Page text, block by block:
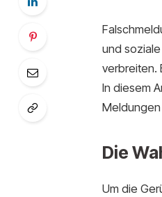
und
verbreiten.
In diesem
Die
Um die